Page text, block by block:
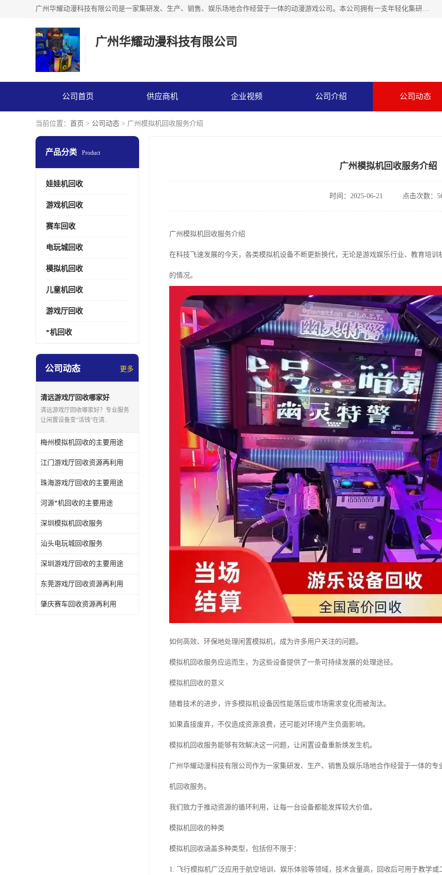
广州华耀动漫科技有限公司是一家集研发、生产、销售、娱乐场地合作经营于一体的动漫游戏公司。本公司拥有一支年轻化集研发生产到售后服务的队伍，及时地为客户提供、赚钱的产品。本公司以雄厚的实力、合理的价格、优良的服务与多家企业建立了长期的合作关系。热诚欢迎各界前来参观、考察、洽谈业务。目前公司经营的产品有：各种捕渔游戏机系列，大型模拟机系列、轮盘机系列、连线机系列、框体机系列、玛莉机系列等。
广州华耀动漫科技有限公司
公司首页 供应商机 企业视频 公司介绍 公司动态
当前位置： 首页 > 公司动态 > 广州模拟机回收服务介绍
产品分类 Product
娃娃机回收
游戏机回收
赛车回收
电玩城回收
模拟机回收
儿童机回收
游戏厅回收
*机回收
公司动态 更多
清远游戏厅回收哪家好
清远游戏厅回收哪家好？专业服务
让闲置设备变“活钱”在清..
梅州模拟机回收的主要用途
江门游戏厅回收资源再利用
珠海游戏厅回收的主要用途
河源*机回收的主要用途
深圳模拟机回收服务
汕头电玩城回收服务
深圳游戏厅回收的主要用途
东莞游戏厅回收资源再利用
肇庆赛车回收资源再利用
广州模拟机回收服务介绍
时间：2025-06-21 点击次数：
广州模拟机回收服务介绍
在科技飞速发展的今天，各类模拟机设备不断更新换代，无论是游戏娱乐行业、教育培
的情况。
如何高效、环保地处理闲置模拟机，成为许多用户关注的问题。
模拟机回收服务应运而生，为这些设备提供了一条可持续发展的处理途径。
模拟机回收的意义
随着技术的进步，许多模拟机设备因性能落后或市场需求变化而被淘汰。
如果直接废弃，不仅造成资源浪费，还可能对环境产生负面影响。
模拟机回收服务能够有效解决这一问题，让闲置设备重新焕发生机。
广州华耀动漫科技有限公司作为一家集研发、生产、销售及娱乐场地合作经营于一体的
机回收服务。
我们致力于推动资源的循环利用，让每一台设备都能发挥较大价值。
模拟机回收的种类
模拟机回收涵盖多种类型，包括但不限于：
1. 飞行模拟机广泛应用于航空培训、娱乐体验等领域，技术含量高，回收后可用于教学或